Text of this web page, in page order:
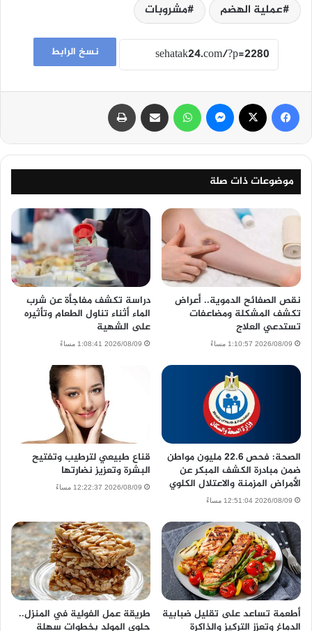
عملية الهضم
مشروبات
نسخ الرابط
فيسبوك ماسنجر واتساب مشاركة عبر البريد
موضوعات ذات صلة
نقص الصفائح الدموية.. أعراض
تكشف المشكلة ومضاعفات
تستدعي العلاج
2026/08/09 1:10:57 مساءً
دراسة تكشف مفاجأة عن شرب
الماء أثناء تناول الطعام وتأثيره
على الشهية
2026/08/09 1:08:41 مساءً
الصحة: فحص 22.6 مليون مواطن
ضمن مبادرة الكشف المبكر عن
الأمراض المزمنة والاعتلال الكلوي
2026/08/09 12:51:04 مساءً
قناع طبيعي لترطيب وتفتيح
البشرة وتعزيز نضارتها
2026/08/09 12:22:37 مساءً
أطعمة تساعد على تقليل ضبابية
الدماغ وتعزز التركيز والذاكرة
طريقة عمل الفولية في المنزل..
حلوى المولد بخطوات سهلة